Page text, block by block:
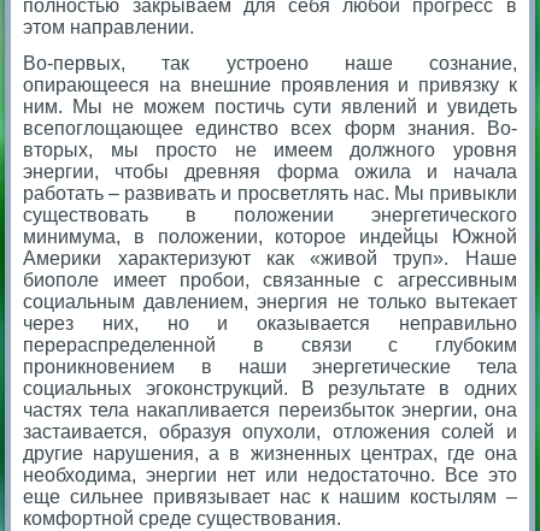
полностью закрываем для себя любой прогресс в
этом направлении.
Во-первых, так устроено наше сознание,
опирающееся на внешние проявления и привязку к
ним. Мы не можем постичь сути явлений и увидеть
всепоглощающее единство всех форм знания. Во-
вторых, мы просто не имеем должного уровня
энергии, чтобы древняя форма ожила и начала
работать – развивать и просветлять нас. Мы привыкли
существовать в положении энергетического
минимума, в положении, которое индейцы Южной
Америки характеризуют как «живой труп». Наше
биополе имеет пробои, связанные с агрессивным
социальным давлением, энергия не только вытекает
через них, но и оказывается неправильно
перераспределенной в связи с глубоким
проникновением в наши энергетические тела
социальных эгоконструкций. В результате в одних
частях тела накапливается переизбыток энергии, она
застаивается, образуя опухоли, отложения солей и
другие нарушения, а в жизненных центрах, где она
необходима, энергии нет или недостаточно. Все это
еще сильнее привязывает нас к нашим костылям –
комфортной среде существования.